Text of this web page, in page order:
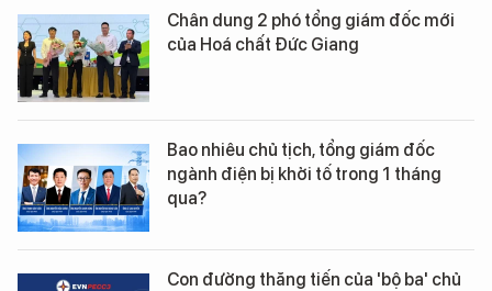
Chân dung 2 phó tổng giám đốc mới
của Hoá chất Đức Giang
Bao nhiêu chủ tịch, tổng giám đốc
ngành điện bị khởi tố trong 1 tháng
qua?
Con đường thăng tiến của 'bộ ba' chủ